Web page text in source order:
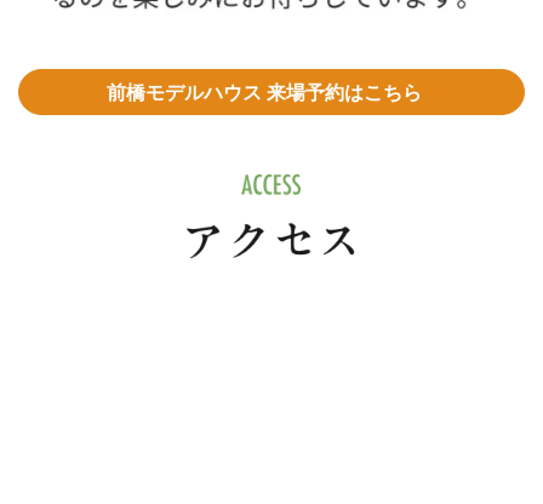
前橋モデルハウス 来場予約はこちら